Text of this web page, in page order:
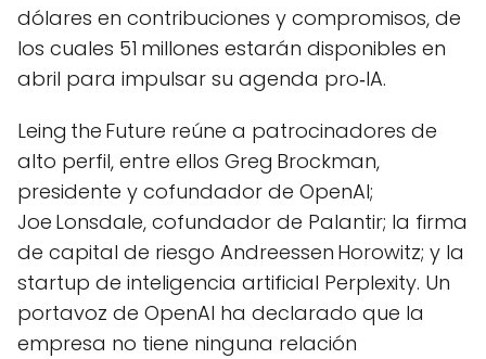
dólares en contribuciones y compromisos, de
los cuales 51 millones estarán disponibles en
abril para impulsar su agenda pro‑IA.
Leing the Future reúne a patrocinadores de
alto perfil, entre ellos Greg Brockman,
presidente y cofundador de OpenAI;
Joe Lonsdale, cofundador de Palantir; la firma
de capital de riesgo Andreessen Horowitz; y la
startup de inteligencia artificial Perplexity. Un
portavoz de OpenAI ha declarado que la
empresa no tiene ninguna relación